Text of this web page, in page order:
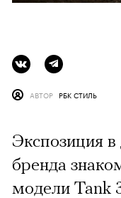
АВТОР РБК СТИЛЬ
Экспозиция в
бренда
модели Tank